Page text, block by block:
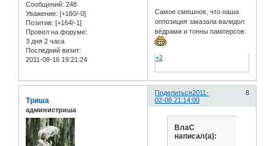
Сообщений: 248
Уважение: [+160/-0]
Позитив: [+164/-1]
Провел на форуме:
3 дня 2 часа
Последний визит:
2011-08-16 19:21:24
Самое смешное, что наша
оппозиция заказала валидол
вёдрами и тонны памперсов.
+2
Поделиться 8
2011-
02-08 21:14:00
Триша
администриша
ВлаС
написал(а):